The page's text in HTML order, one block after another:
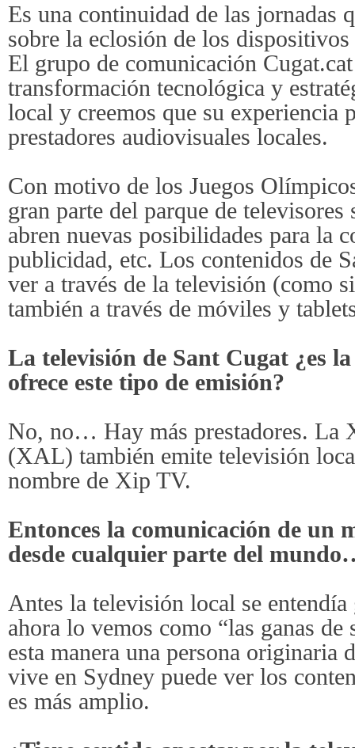
Es una continuidad de las jornadas
sobre la eclosión de los
El grupo de comunicación
transformación tecnológica y
local y creemos que su experiencia
prestadores audiovisuales locales.
Con motivo de los Juegos
gran parte del parque de televisores
abren nuevas posibilidades para la
publicidad, etc. Los contenidos de
ver a través de la televisión (como
también a través de móviles y
La televisión de Sant Cugat ¿es
ofrece este tipo de emisión?
No, no… Hay más prestadores. La
(XAL) también emite televisión
nombre de Xip TV.
Entonces la comunicación de un
desde cualquier parte del
Antes la televisión local se entendía
ahora lo vemos como “las ganas de
esta manera una persona originaria
vive en Sydney puede ver los
es más amplio.